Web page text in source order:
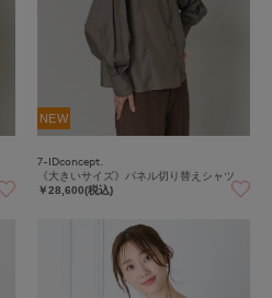
NEW
7-IDconcept.
《大きいサイズ》パネル切り替えシャツ
￥28,600(税込)